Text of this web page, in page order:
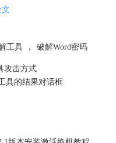
间内破解密码。试
引子，说明AOPR
的，想使用更多功
工具 ， 破解Word密码
攻击方式
具的结果对话框